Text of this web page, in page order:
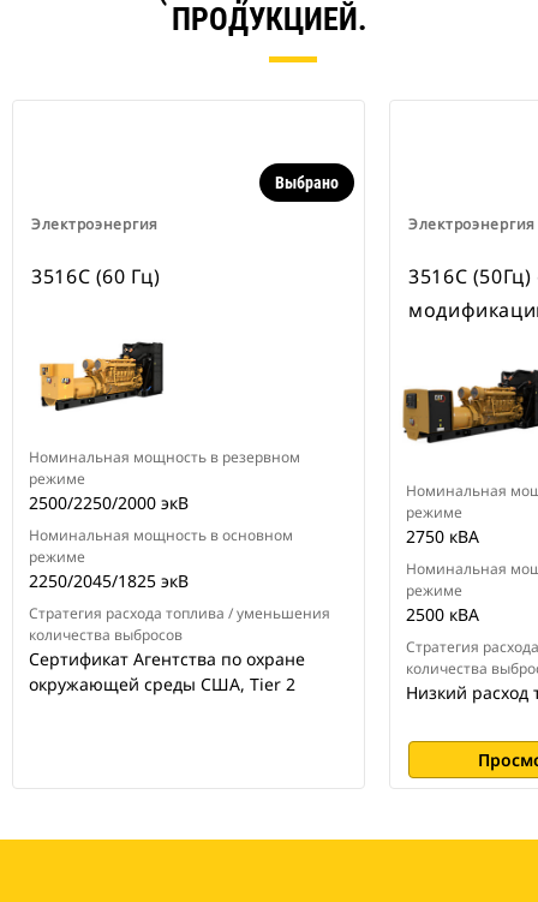
ПРОДУКЦИЕЙ.
Электроэнергия
Выбрано
3516C (60 Гц)
Номинальная мощность в резервном
режиме
2500/2250/2000 экВ
Номинальная мощность в основном
режиме
2250/2045/1825 экВ
Стратегия расхода топлива / уменьшения
количества выбросов
Сертификат Агентства по охране
окружающей среды США, Tier 2
Электроэнергия
3516C
Номинальная
режиме
2750 кВА
Номинальная
режиме
2500 кВА
Стратегия
количества
Низкий расход